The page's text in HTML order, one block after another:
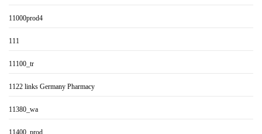
11000prod4
111
11100_tr
1122 links Germany Pharmacy
11380_wa
11400_prod